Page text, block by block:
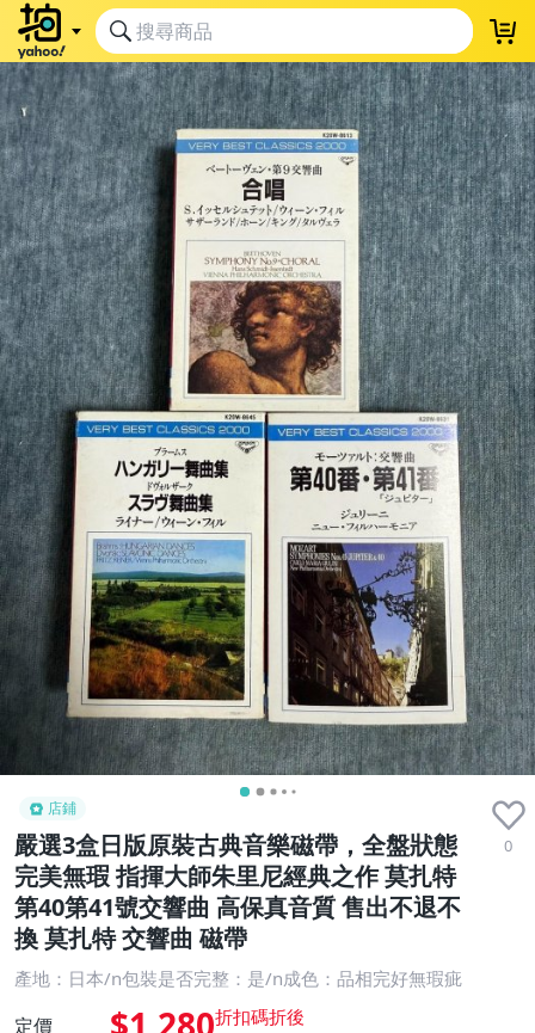
店鋪
嚴選3盒日版原裝古典音樂磁帶，全盤狀態
完美無瑕 指揮大師朱里尼經典之作 莫扎特
第40第41號交響曲 高保真音質 售出不退不
換 莫扎特 交響曲 磁帶
0
產地：日本/n包裝是否完整：是/n成色：品相完好無瑕疵
定價